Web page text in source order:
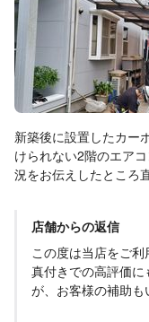
新築後に設置したカー
けられない2階のエア
況をお伝えしたところ
をご相談ご説明頂き
ムーズに工事を完了し
適切に行なって説明
なって本当に良かった
ら是非ともお願いした
店舗からの返信
この度は当店をご
真付きでの高評価
が、お客様の補助
なによりでした。